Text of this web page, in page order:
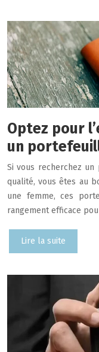
Optez pour
un
Si vous recherchez
qualité, vous êtes au
une femme, ces
rangement efficace
Lire la suite